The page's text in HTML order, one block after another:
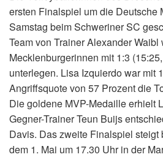
ersten Finalspiel um die Deutsche
Samstag beim Schweriner SC
Team von Trainer Alexander Waibl
Mecklenburgerinnen mit 1:3
unterlegen. Lisa Izquierdo war mit
Angriffsquote von 57 Prozent die
Die goldene MVP-Medaille erhielt
Gegner-Trainer Teun Buijs
Davis. Das zweite Finalspiel steigt
dem 1. Mai um 17.30 Uhr in der